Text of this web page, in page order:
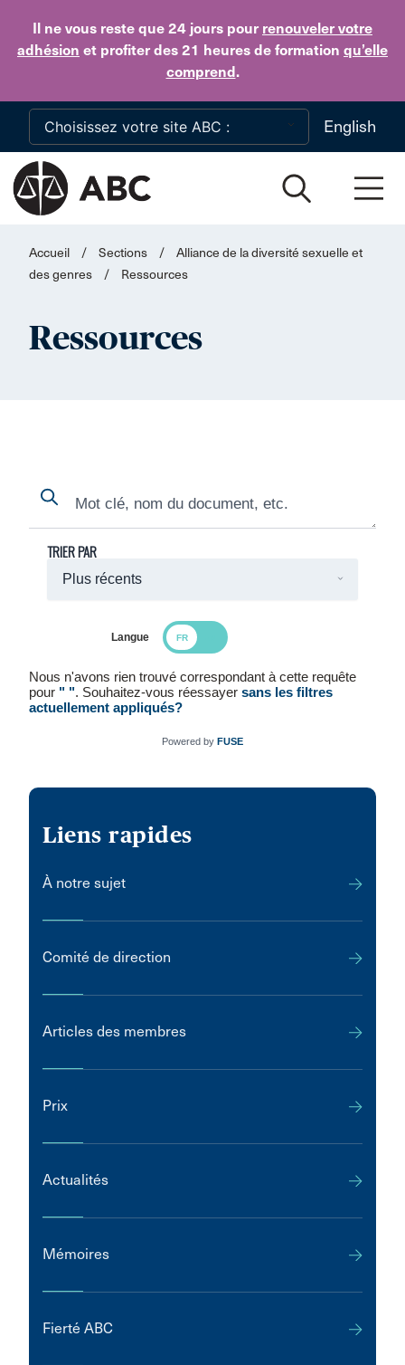
Il ne vous reste que 24 jours pour renouveler votre
adhésion et profiter des 21 heures de formation qu’elle
comprend.
Skip to main content
English
Accueil / Sections /
Alliance de la diversité sexuelle et
des genres
/ Ressources
Ressources
Search
Search
TRIER PAR
Langue
Search Results
Nous n'avons rien trouvé correspondant à cette requête
pour " ". Souhaitez-vous réessayer sans les filtres
actuellement appliqués?
Powered by FUSE
Liens rapides
À notre sujet
Comité de direction
Articles des membres
Prix
Actualités
Mémoires
Fierté ABC